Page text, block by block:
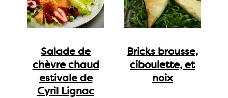
Salade de
chèvre chaud
estivale de
Cyril Lignac
Bricks brousse,
ciboulette, et
noix